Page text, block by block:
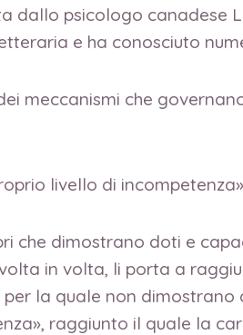
dallo psicologo canadese
e ha conosciuto
meccanismi che
livello di incompetenza»
che dimostrano doti e
in volta, li porta a
la quale non dimostrano
raggiunto il quale la